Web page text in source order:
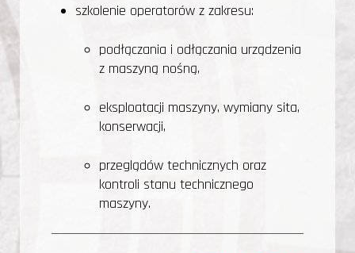
szkolenie operatorów z zakresu:
podłączania i odłączania urządzenia
z maszyną nośną,
eksploatacji maszyny, wymiany sita,
konserwacji,
przeglądów technicznych oraz
kontroli stanu technicznego
maszyny.